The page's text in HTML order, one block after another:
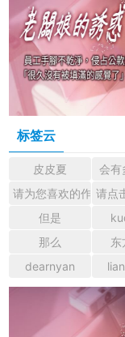
标签云
皮皮夏 会有
请为您喜欢的作
请
但是
那么
东
dearnyan